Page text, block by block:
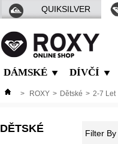
QUIKSILVER
DÁMSKÉ DÍVČÍ
> ROXY > Dětské > 2-7 Let
DĚTSKÉ Filter By